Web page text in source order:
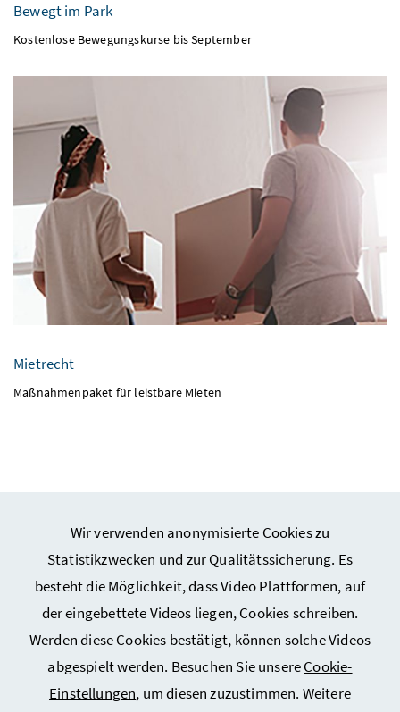
Wir verwenden anonymisierte Cookies zu
Statistikzwecken und zur Qualitätssicherung. Es
besteht die Möglichkeit, dass Video Plattformen, auf
der eingebettete Videos liegen, Cookies schreiben.
Werden diese Cookies bestätigt, können solche Videos
abgespielt werden. Besuchen Sie unsereCookie-
Einstellungen, um diesen zuzustimmen. Weitere
Bewegt im Park
Kostenlose Bewegungskurse bis September
Mietrecht
Maßnahmenpaket für leistbare Mieten
Webseiten Kunst und Kultur
Webseiten Sport
Service